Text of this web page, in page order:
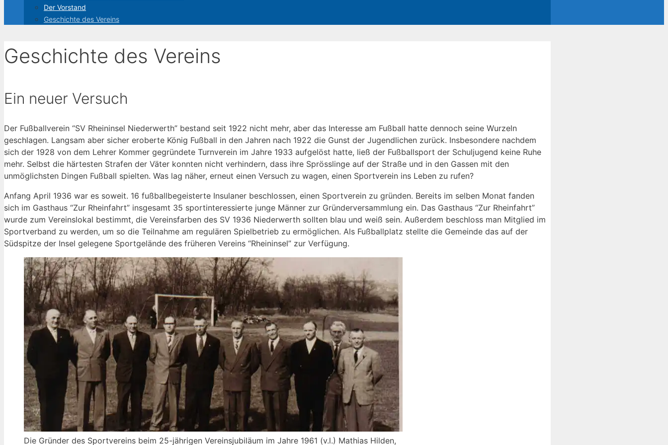
Der Vorstand
Geschichte des Vereins
Geschichte des Vereins
Ein neuer Versuch
Der Fußballverein “SV Rheininsel Niederwerth” bestand seit 1922 nicht mehr, aber das Interesse am Fußball hatte dennoch seine Wurzeln
geschlagen. Langsam aber sicher eroberte König Fußball in den Jahren nach 1922 die Gunst der Jugendlichen zurück. Insbesondere nachdem
sich der 1928 von dem Lehrer Kommer gegründete Turnverein im Jahre 1933 aufgelöst hatte, ließ der Fußballsport der Schuljugend keine Ruhe
mehr. Selbst die härtesten Strafen der Väter konnten nicht verhindern, dass ihre Sprösslinge auf der Straße und in den Gassen mit den
unmöglichsten Dingen Fußball spielten. Was lag näher, erneut einen Versuch zu wagen, einen Sportverein ins Leben zu rufen?
Anfang April 1936 war es soweit. 16 fußballbegeisterte Insulaner beschlossen, einen Sportverein zu gründen. Bereits im selben Monat fanden
sich im Gasthaus “Zur Rheinfahrt” insgesamt 35 sportinteressierte junge Männer zur Gründerversammlung ein. Das Gasthaus “Zur Rheinfahrt”
wurde zum Vereinslokal bestimmt, die Vereinsfarben des SV 1936 Niederwerth sollten blau und weiß sein. Außerdem beschloss man Mitglied im
Sportverband zu werden, um so die Teilnahme am regulären Spielbetrieb zu ermöglichen. Als Fußballplatz stellte die Gemeinde das auf der
Südspitze der Insel gelegene Sportgelände des früheren Vereins “Rheininsel” zur Verfügung.
Die Gründer des Sportvereins beim 25-jährigen Vereinsjubiläum im Jahre 1961 (v.l.) Mathias Hilden,